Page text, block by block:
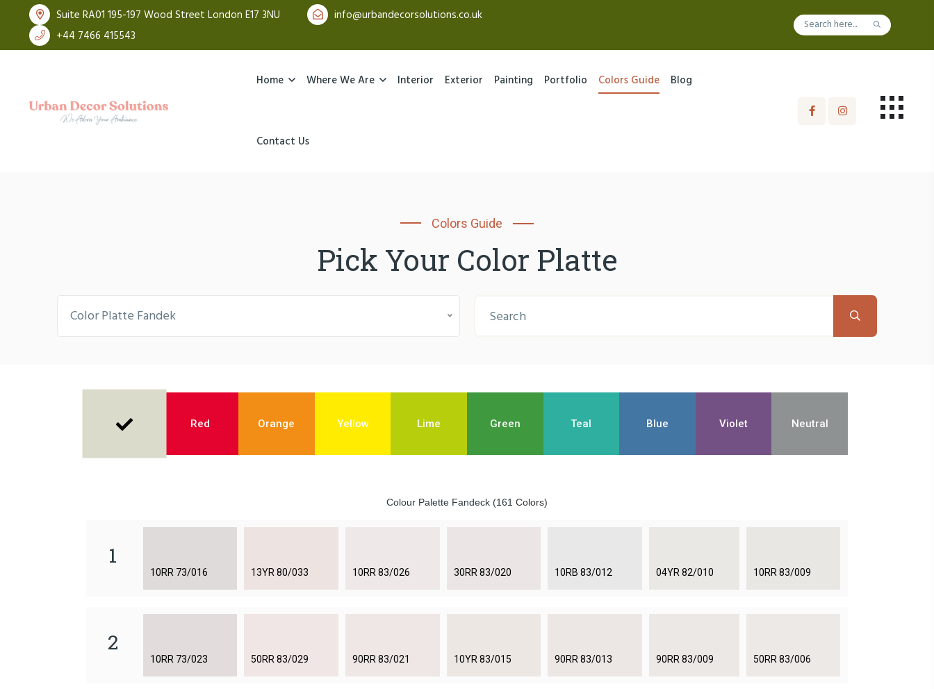
Suite RA01 195-197 Wood Street London E17 3NU
info@urbandecorsolutions.co.uk
+44 7466 415543
Home Where We Are Interior Exterior Painting Portfolio Colors Guide Blog
Contact Us
Colors Guide
Pick Your Color Platte
Color Platte Fandek
Red Orange Yellow Lime Green Teal Blue Violet Neutral
Colour Palette Fandeck (161 Colors)
1
10RR 73/016 13YR 80/033 10RR 83/026 30RR 83/020 10RB 83/012 04YR 82/010 10RR 83/009
2
10RR 73/023 50RR 83/029 90RR 83/021 10YR 83/015 90RR 83/013 90RR 83/009 50RR 83/006